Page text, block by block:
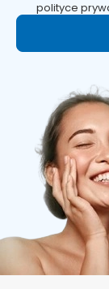
polityce